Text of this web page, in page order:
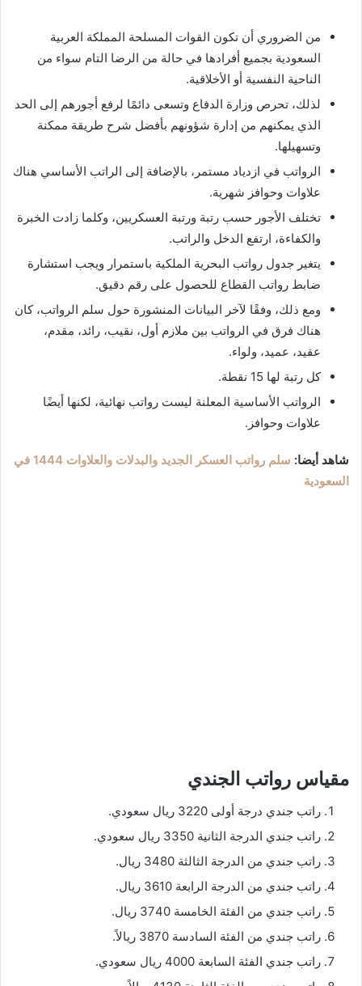
من الضروري أن تكون القوات المسلحة المملكة العربية
السعودية بجميع أفرادها في حالة من الرضا التام سواء من
الناحية النفسية أو الأخلاقية.
لذلك، تحرص وزارة الدفاع وتسعى دائمًا لرفع أجورهم إلى الحد
الذي يمكنهم من إدارة شؤونهم بأفضل شرح طريقة ممكنة
وتسهيلها.
الرواتب في ازدياد مستمر، بالإضافة إلى الراتب الأساسي هناك
علاوات وحوافز شهرية.
تختلف الأجور حسب رتبة ورتبة العسكريين، وكلما زادت الخبرة
والكفاءة، ارتفع الدخل والراتب.
يتغير جدول رواتب البحرية الملكية باستمرار ويجب استشارة
ضابط رواتب القطاع للحصول على رقم دقيق.
ومع ذلك، وفقًا لآخر البيانات المنشورة حول سلم الرواتب، كان
هناك فرق في الرواتب بين ملازم أول، نقيب، رائد، مقدم،
عقيد، عميد، ولواء.
كل رتبة لها 15 نقطة.
الرواتب الأساسية المعلنة ليست رواتب نهائية، لكنها أيضًا
علاوات وحوافز.
شاهد أيضا:
سلم رواتب العسكر الجديد والبدلات والعلاوات 1444 في
السعودية
مقياس رواتب الجندي
راتب جندي درجة أولى 3220 ريال سعودي.
راتب جندي الدرجة الثانية 3350 ريال سعودي.
راتب جندي من الدرجة الثالثة 3480 ريال.
راتب جندي من الدرجة الرابعة 3610 ريال.
راتب جندي من الفئة الخامسة 3740 ريال.
راتب جندي من الفئة السادسة 3870 ريالاً.
راتب جندي الفئة السابعة 4000 ريال سعودي.